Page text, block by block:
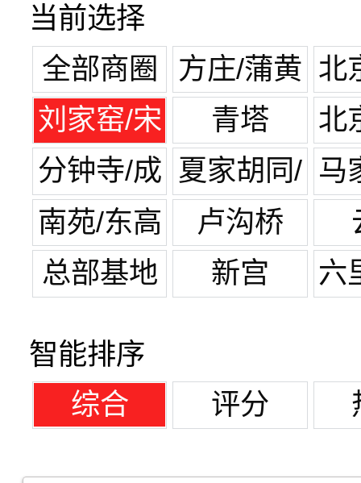
当前选择
全部商圈
方庄/蒲黄
榆
北
刘家窑/宋
家庄
青塔
北
分钟寺/成
寿寺
夏家胡同/
纪家庙
马
南苑/东高
地
卢沟桥
总部基地
新宫
六
智能排序
综合
评分